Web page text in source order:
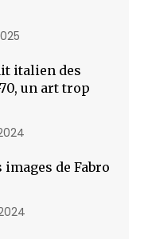
italien des
un art trop
images de Fabro